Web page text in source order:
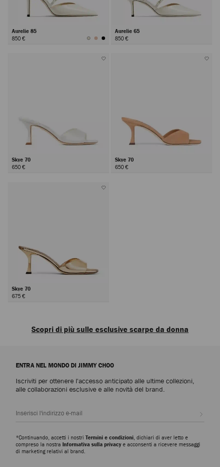
Aurelie 85
850 €
Aurelie 65
850 €
Skye 70
650 €
Skye 70
650 €
Skye 70
675 €
Scopri di più sulle esclusive scarpe da donna
tutti i giorni a quelli più ricercati, uno per ogni occasione.
Décolleté con tacco alto
scopri silhouette moderne che donano eleganza e versatilità a ogni
Slipper
La collezione di slipper Eliot vanta una miriade di silhouette scultoree e di
ENTRA NEL MONDO DI JIMMY CHOO
Iscriviti per ottenere l'accesso anticipato alle ultime collezioni,
alle collaborazioni esclusive e alle novità del brand.
*Continuando, accetti i nostri Termini e condizioni, dichiari di aver letto e
compreso la nostra Informativa sulla privacy e acconsenti a ricevere messaggi
di marketing relativi al brand.